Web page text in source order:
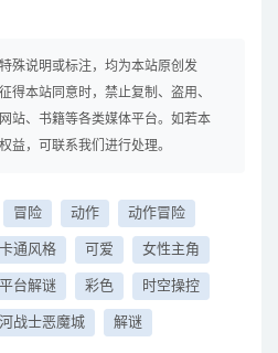
殊说明或标注，均为本站原创发
得本站同意时，禁止复制、盗用、
站、书籍等各类媒体平台。如若本
益，可联系我们进行处理。
冒险 动作 动作冒险
卡通风格 可爱 女性主角
平台解谜 彩色 时空操控
战士恶魔城 解谜